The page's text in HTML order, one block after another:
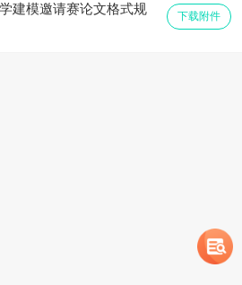
建模邀请赛论文格式规
下载附件